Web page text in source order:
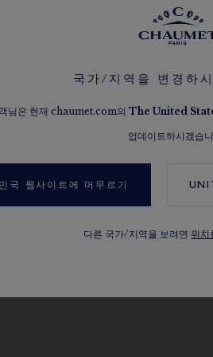
국가/지역을 변경하
님은 현재 chaumet.com의 The United
업데이트하시겠습
국 웹사이트에 머무르기
다른 국가/지역을 보려면 위치